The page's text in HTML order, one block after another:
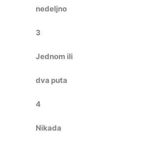
nedeljno
3
Jednom ili
dva puta
4
Nikada